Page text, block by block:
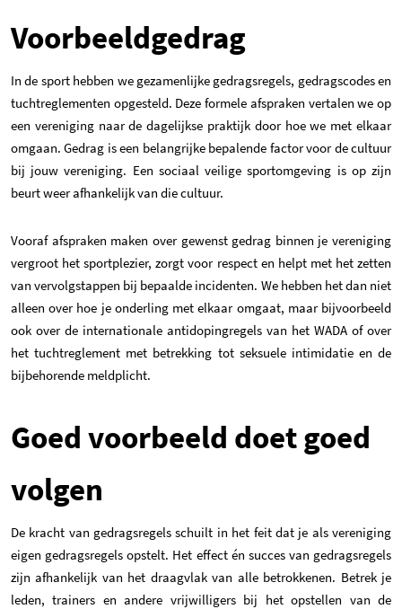
Voorbeeldgedrag
In de sport hebben we gezamenlijke gedragsregels, gedragscodes en
tuchtreglementen opgesteld. Deze formele afspraken vertalen we op
een vereniging naar de dagelijkse praktijk door hoe we met elkaar
omgaan. Gedrag is een belangrijke bepalende factor voor de cultuur
bij jouw vereniging. Een sociaal veilige sportomgeving is op zijn
beurt weer afhankelijk van die cultuur.
Vooraf afspraken maken over gewenst gedrag binnen je vereniging
vergroot het sportplezier, zorgt voor respect en helpt met het zetten
van vervolgstappen bij bepaalde incidenten. We hebben het dan niet
alleen over hoe je onderling met elkaar omgaat, maar bijvoorbeeld
ook over de internationale antidopingregels van het WADA of over
het tuchtreglement met betrekking tot seksuele intimidatie en de
bijbehorende meldplicht.
Goed voorbeeld doet goed
volgen
De kracht van gedragsregels schuilt in het feit dat je als vereniging
eigen gedragsregels opstelt. Het effect én succes van gedragsregels
zijn afhankelijk van het draagvlak van alle betrokkenen. Betrek je
leden, trainers en andere vrijwilligers bij het opstellen van de